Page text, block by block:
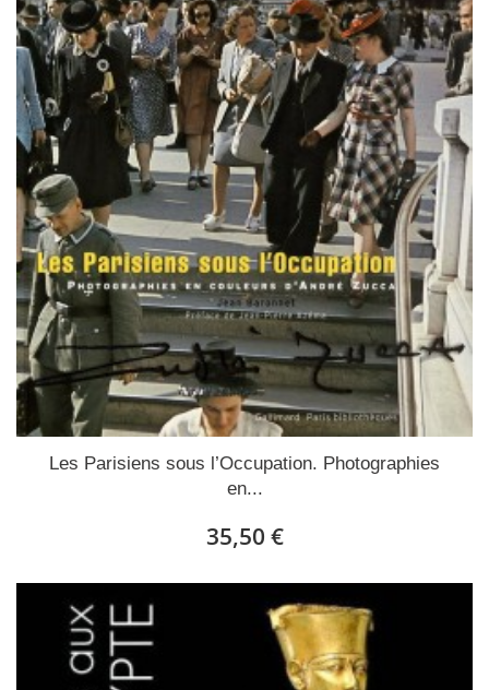
Les Parisiens sous l’Occupation. Photographies
en...
35,50 €